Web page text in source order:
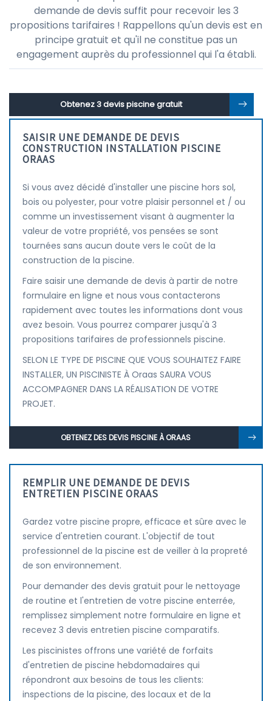
demande de devis suffit pour recevoir les 3
propositions tarifaires ! Rappellons qu'un devis est en
principe gratuit et qu'il ne constitue pas un
engagement auprès du professionnel qui l'a établi.
Obtenez 3 devis piscine gratuit
SAISIR UNE DEMANDE DE DEVIS
CONSTRUCTION INSTALLATION PISCINE
ORAAS
Si vous avez décidé d'installer une piscine hors sol,
bois ou polyester, pour votre plaisir personnel et / ou
comme un investissement visant à augmenter la
valeur de votre propriété, vos pensées se sont
tournées sans aucun doute vers le coût de la
construction de la piscine.
Faire saisir une demande de devis à partir de notre
formulaire en ligne et nous vous contacterons
rapidement avec toutes les informations dont vous
avez besoin. Vous pourrez comparer jusqu'à 3
propositions tarifaires de professionnels piscine.
SELON LE TYPE DE PISCINE QUE VOUS SOUHAITEZ FAIRE
INSTALLER, UN PISCINISTE À Oraas SAURA VOUS
ACCOMPAGNER DANS LA RÉALISATION DE VOTRE
PROJET.
OBTENEZ DES DEVIS PISCINE À ORAAS
REMPLIR UNE DEMANDE DE DEVIS
ENTRETIEN PISCINE ORAAS
Gardez votre piscine propre, efficace et sûre avec le
service d'entretien courant. L'objectif de tout
professionnel de la piscine est de veiller à la propreté
de son environnement.
Pour demander des devis gratuit pour le nettoyage
de routine et l'entretien de votre piscine enterrée,
remplissez simplement notre formulaire en ligne et
recevez 3 devis entretien piscine comparatifs.
Les piscinistes offrons une variété de forfaits
d'entretien de piscine hebdomadaires qui
répondront aux besoins de tous les clients:
inspections de la piscine, des locaux et de la